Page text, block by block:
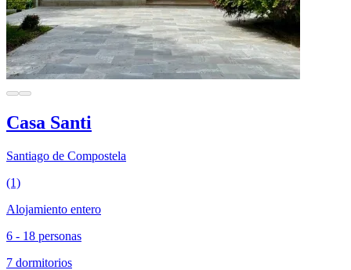
Casa Santi
Santiago de Compostela
(1)
Alojamiento entero
6 - 18 personas
7 dormitorios